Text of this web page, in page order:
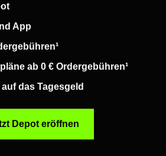
App
ab 0 € Ordergebühren¹
das Tagesgeld
Depot eröffnen